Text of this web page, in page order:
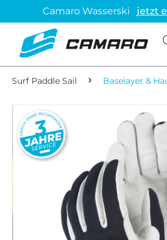
Camaro Wasserski jetzt
Surf Paddle Sail Baselayer &